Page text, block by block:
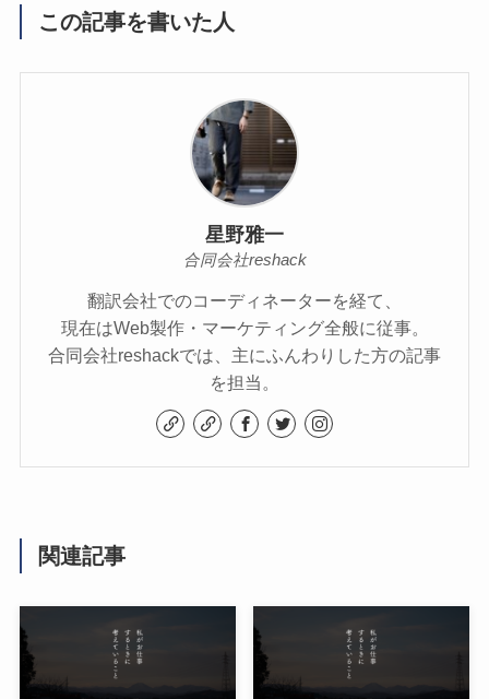
この記事を書いた人
星野雅一
合同会社reshack
翻訳会社でのコーディネーターを経て、
現在はWeb製作・マーケティング全般に従事。
合同会社reshackでは、主にふんわりした方の記事
を担当。
関連記事